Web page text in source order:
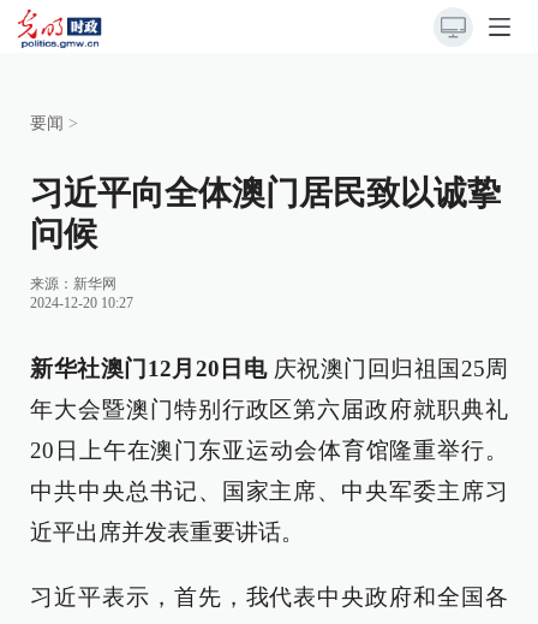
要闻 >
习近平向全体澳门居民致以诚挚
问候
来源： 新华网
2024-12-20 10:27
新华社澳门12月20日电庆祝澳门回归祖国25周
年大会暨澳门特别行政区第六届政府就职典礼
20日上午在澳门东亚运动会体育馆隆重举行。
中共中央总书记、国家主席、中央军委主席习
近平出席并发表重要讲话。
习近平表示，首先，我代表中央政府和全国各